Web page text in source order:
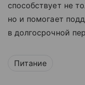
способствует не
но и помогает
в долгосрочной
Питание